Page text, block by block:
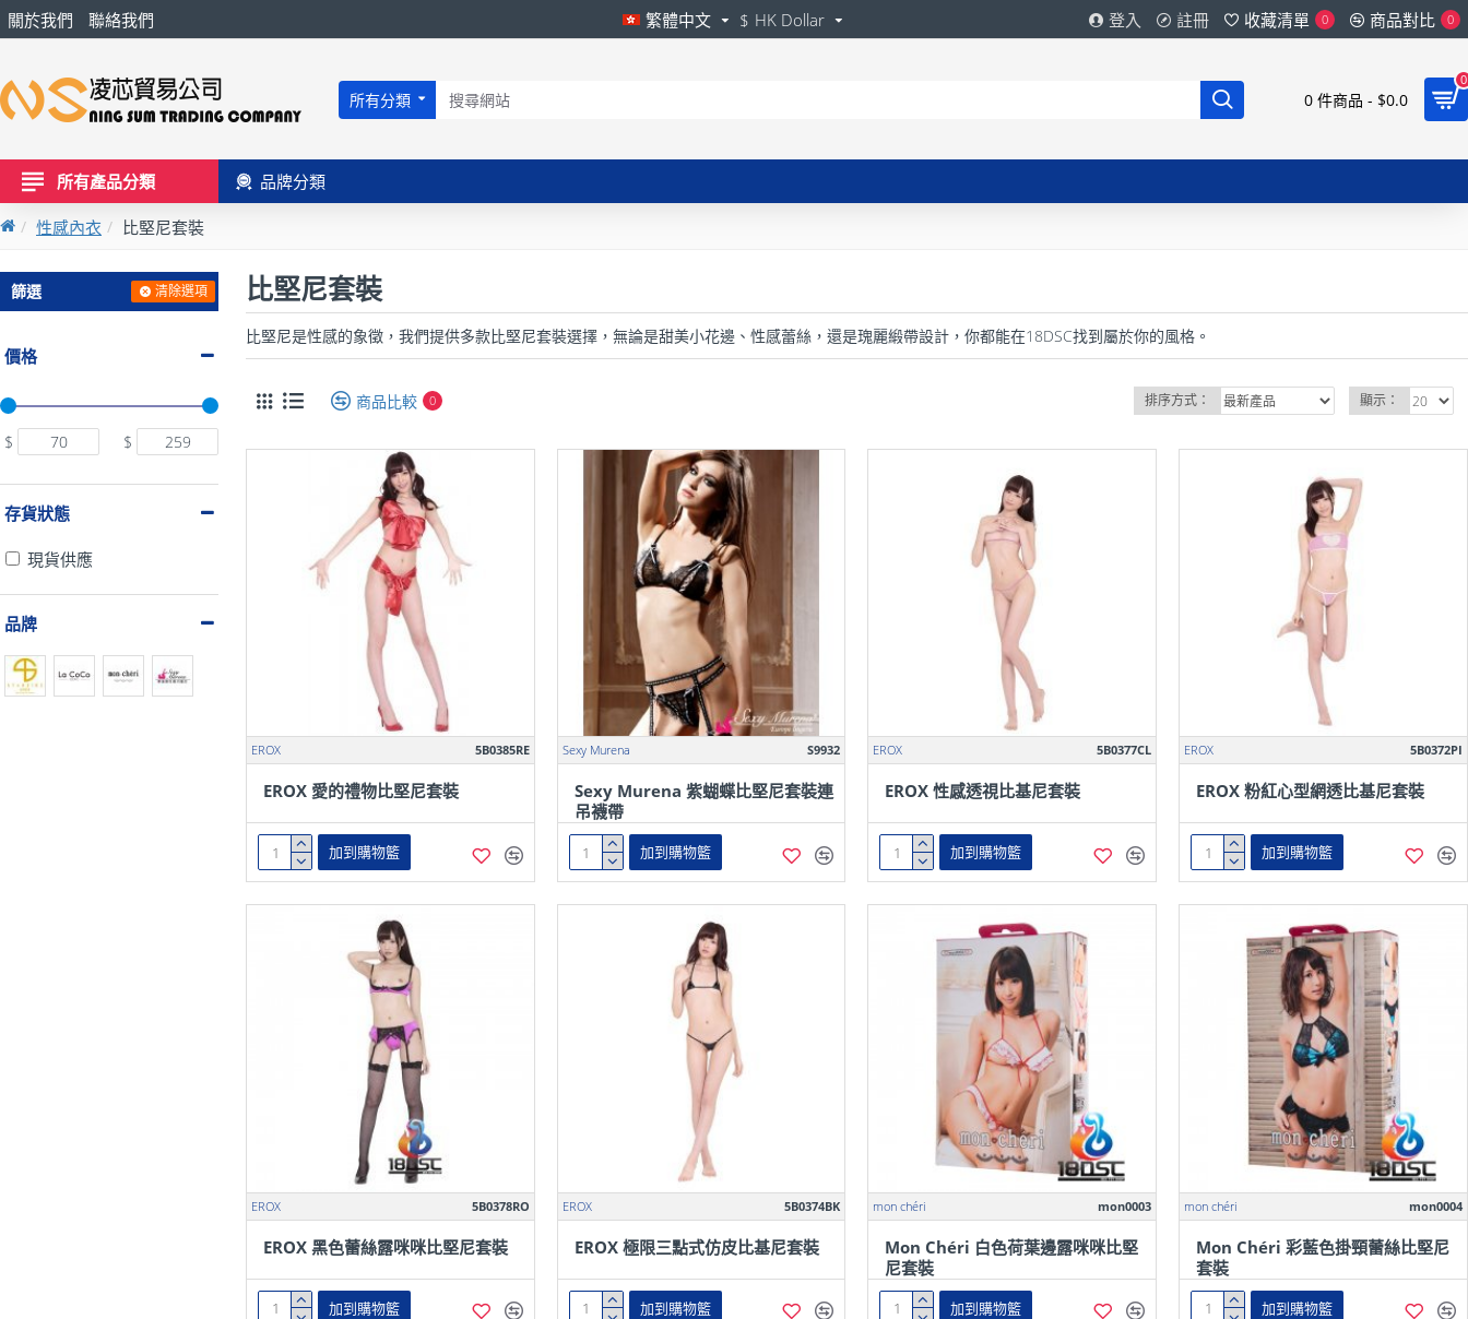
關於我們 聯絡我們 繁體中文 $ HK Dollar 登入 註冊 收藏清單 0 商品對比 0
所有分類 0 件商品 - $0.0
0
所有產品分類 品牌分類
性感內衣 比堅尼套裝
篩選 清除選項
價格
$ $
品牌
存貨狀態
現貨供應
比堅尼套裝
比堅尼是性感的象徵，我們提供多款比堅尼套裝選擇，無論是甜美小花邊、性感蕾絲，還是瑰麗緞帶設計，你都能在18DSC找到屬於你的風格。
商品比較 0 排序方式： 顯示：
EROX 5B0385RE
EROX 愛的禮物比堅尼套裝
加到購物籃
Sexy Murena S9932
Sexy Murena 紫蝴蝶比堅尼套裝連
吊襪帶
加到購物籃
EROX 5B0377CL
EROX 性感透視比基尼套裝
加到購物籃
EROX 5B0372PI
EROX 粉紅心型網透比基尼套裝
加到購物籃
EROX 5B0378RO
EROX 黑色蕾絲露咪咪比堅尼套裝
加到購物籃
EROX 5B0374BK
EROX 極限三點式仿皮比基尼套裝
加到購物籃
mon chéri mon0003
Mon Chéri 白色荷葉邊露咪咪比堅
尼套裝
加到購物籃
mon chéri mon0004
Mon Chéri 彩藍色掛頸蕾絲比堅尼
套裝
加到購物籃